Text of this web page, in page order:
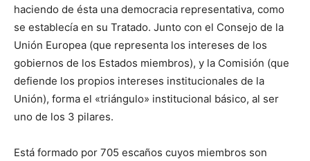
haciendo de ésta una democracia representativa, como
se establecía en su Tratado. Junto con el Consejo de la
Unión Europea (que representa los intereses de los
gobiernos de los Estados miembros), y la Comisión (que
defiende los propios intereses institucionales de la
Unión), forma el «triángulo» institucional básico, al ser
uno de los 3 pilares.
Está formado por 705 escaños cuyos miembros son